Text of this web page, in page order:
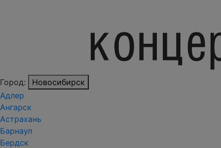
Город:
Новосибирск
Адлер
Ангарск
Астрахань
Барнаул
Бердск